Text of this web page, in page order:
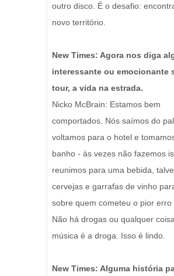
outro disco. É o desafio:
novo território.
New Times: Agora nos diga
interessante ou emocionante
tour, a vida na estrada.
Nicko McBrain: Estamos bem
comportados. Nós saímos do
voltamos para o hotel e
banho - às vezes não fazemos
reunimos para uma bebida,
cervejas e garrafas de vinho
sobre quem cometeu o pior erro
Não há drogas ou qualquer
música é a droga. Isso é lindo.
New Times: Alguma história